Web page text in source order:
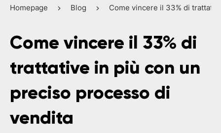
Homepage Blog Come vincere il 33% di
Come vincere il 33% di
trattative in più con un
preciso processo di
vendita